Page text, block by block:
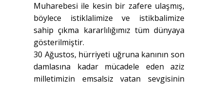
Muharebesi ile kesin bir zafere ulaşmış,
böylece istiklalimize ve istikbalimize
sahip çıkma kararlılığımız tüm dünyaya
gösterilmiştir.
30 Ağustos, hürriyeti uğruna kanının son
damlasına kadar mücadele eden aziz
milletimizin emsalsiz vatan sevgisinin